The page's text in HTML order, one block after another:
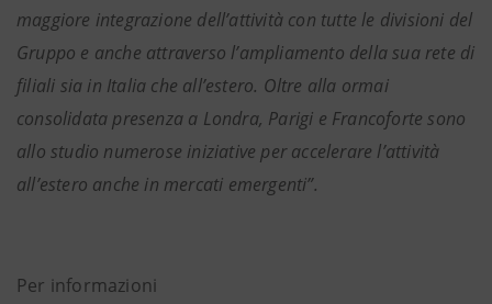
maggiore integrazione dell’attività con tutte le divisioni del
Gruppo e anche attraverso l’ampliamento della sua rete di
filiali sia in Italia che all’estero. Oltre alla ormai
consolidata presenza a Londra, Parigi e Francoforte sono
allo studio numerose iniziative per accelerare l’attività
all’estero anche in mercati emergenti”.
Per informazioni